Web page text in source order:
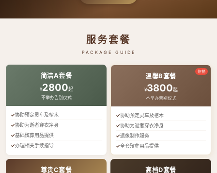
服务套餐
PACKAGE GUIDE
简洁A套餐
¥2800起
不举办告别仪式
协助预定灵车及棺木
协助为逝者穿衣净身
基础殡葬用品提供
办理相关手续指导
热销
温馨B套餐
¥3800起
不举办告别仪式
协助预定灵车及棺木
协助为逝者穿衣净身
遗像制作服务
全套殡葬用品提供
尊贵C套餐 高档D套餐